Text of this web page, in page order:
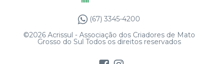
(67) 3345-4200
©2026 Acrissul - Associação dos Criadores de Mato
Grosso do Sul Todos os direitos reservados